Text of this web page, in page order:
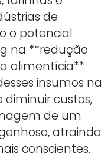
de
o potencial
na **redução
alimentícia**
insumos na
custos,
de um
atraindo
conscientes.